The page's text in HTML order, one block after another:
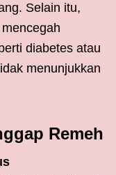
Selain itu,
diabetes atau
menunjukkan
Remeh